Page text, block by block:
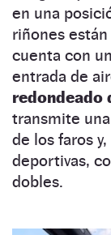
en una
riñones
cuenta con
entrada de
redondeado
transmite
de los faros
deportivas,
dobles.